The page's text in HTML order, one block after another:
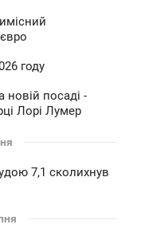
году
новій посаді -
Лорі Лумер
7,1 сколихнув